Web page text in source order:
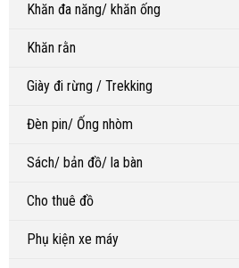
Khăn đa năng/ khăn ống
Khăn rằn
Giày đi rừng / Trekking
Đèn pin/ Ống nhòm
Sách/ bản đồ/ la bàn
Cho thuê đồ
Phụ kiện xe máy